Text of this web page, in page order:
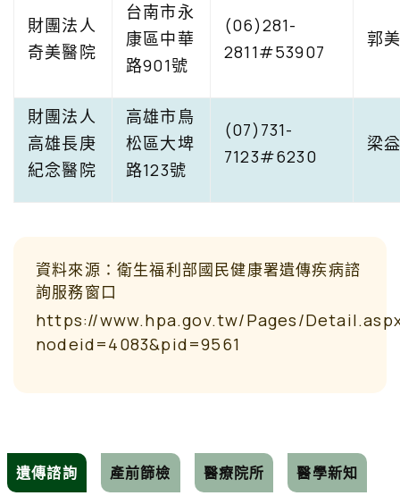
財團法人
奇美醫院
台南市永
康區中華
路901號
(06)281-
2811#53907
郭
財團法人
高雄長庚
紀念醫院
高雄市鳥
松區大埤
路123號
(07)731-
7123#6230
梁
資料來源：衛生福利部國民健康署遺傳疾病諮
詢服務窗口
https://www.hpa.gov.tw/Pages/
nodeid=4083&pid=9561
遺傳諮詢 產前篩檢 醫療院所 醫學新知